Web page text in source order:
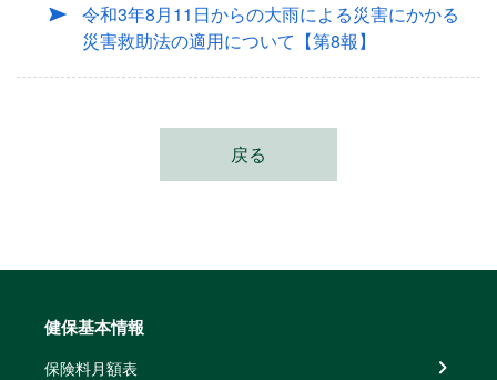
令和3年8月11日からの大雨による災害にかかる
災害救助法の適用について【第8報】
戻る
健保基本情報
保険料月額表